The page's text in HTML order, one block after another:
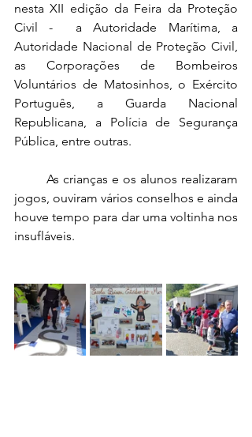
nesta XII edição da Feira da Proteção
Civil -  a Autoridade Marítima, a
Autoridade Nacional de Proteção Civil,
as Corporações de Bombeiros
Voluntários de Matosinhos, o Exército
Português, a Guarda Nacional
Republicana, a Polícia de Segurança
Pública, entre outras.
As crianças e os alunos realizaram
jogos, ouviram vários conselhos e ainda
houve tempo para dar uma voltinha nos
insufláveis.